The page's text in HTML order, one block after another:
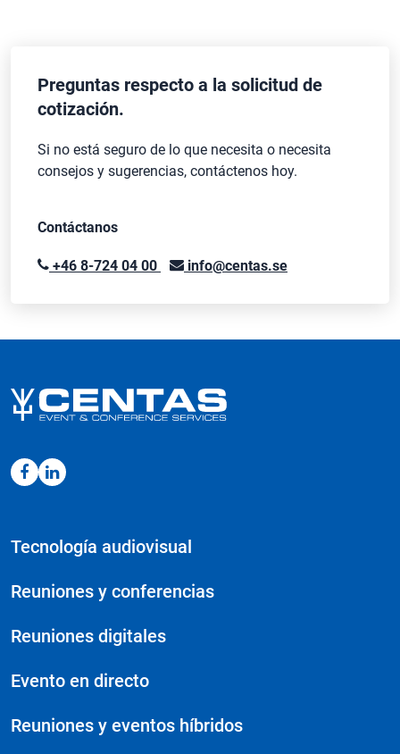
cantidad
Preguntas respecto a la solicitud de
cotización.
Si no está seguro de lo que necesita o necesita
consejos y sugerencias, contáctenos hoy.
Contáctanos
+46 8-724 04 00 info@centas.se
Tecnología audiovisual
Reuniones y conferencias
Reuniones digitales
Evento en directo
Reuniones y eventos híbridos